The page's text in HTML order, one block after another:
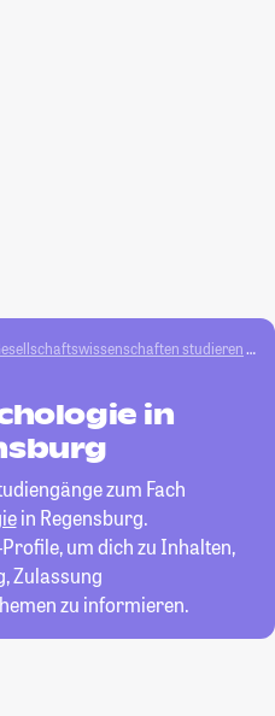
studieren
in
zum Fach
in Regensburg.
um dich zu Inhalten,
Zulassung
zu informieren.